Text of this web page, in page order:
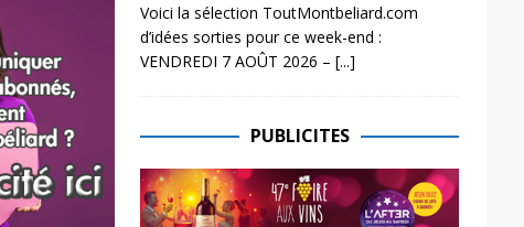
Voici la sélection ToutMontbeliard.com
d’idées sorties pour ce week-end :
VENDREDI 7 AOÛT 2026 – [...]
PUBLICITES